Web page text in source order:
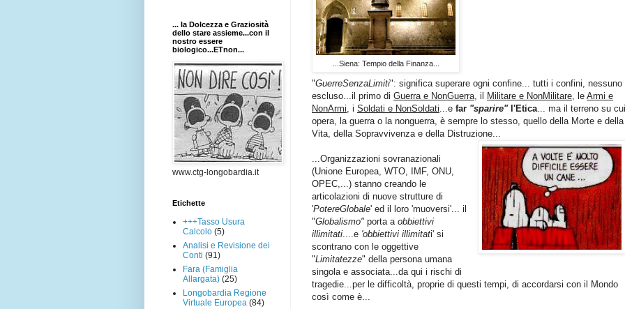
...Siena: Tempio della Finanza...
"GuerreSenzaLimiti": significa superare ogni confine... tutti i confini, nessuno
escluso...il primo di Guerra e NonGuerra , il Militare e NonMilitare , le Armi e
NonArmi , i Soldati e NonSoldati ...e far "sparire"l'Etica ... ma il terreno su cui
opera, la guerra o la nonguerra, è sempre lo stesso, quello della Morte e della
Vita, della Sopravvivenza e della Distruzione...
...Organizzazioni sovranazionali
(Unione Europea, WTO, IMF, ONU,
OPEC,...) stanno creando le
articolazioni di nuove strutture di
'PotereGlobale' ed il loro 'muoversi'... il
"Globalismo" porta a obbiettivi
illimitati ....e 'obbiettivi illimitati' si
scontrano con le oggettive
"Limitatezze" della persona umana
singola e associata...da qui i rischi di
tragedie...per le difficoltà, proprie di questi tempi, di accordarsi con il Mondo
così come è...
... la Dolcezza e Graziosità
dello stare assieme...con il
nostro essere
biologico...ETnon...
www.ctg-longobardia.it
Etichette
+++Tasso Usura
Calcolo (5)
Analisi e Revisione dei
Conti (91)
Fara (Famiglia
Allargata) (25)
Longobardia Regione
Virtuale Europea (84)